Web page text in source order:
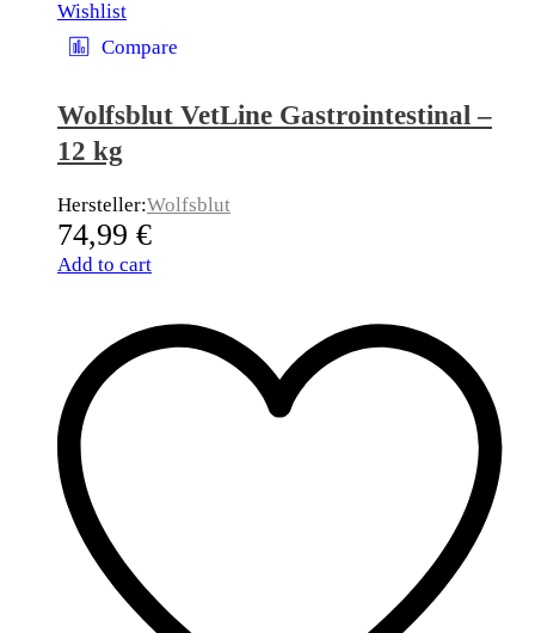
Wishlist
Compare
Wolfsblut VetLine Gastrointestinal –
12 kg
Hersteller:Wolfsblut
74,99 €
Add to cart